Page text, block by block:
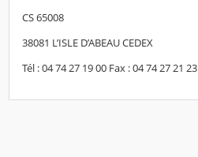
CS 65008
38081 L’ISLE D’ABEAU CEDEX
Tél : 04 74 27 19 00 Fax : 04 74 27 21 23